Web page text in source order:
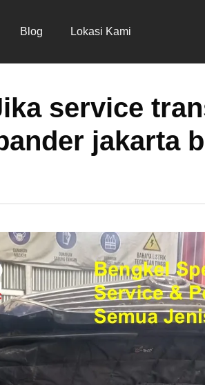
Blog Lokasi Kami
service
jakarta